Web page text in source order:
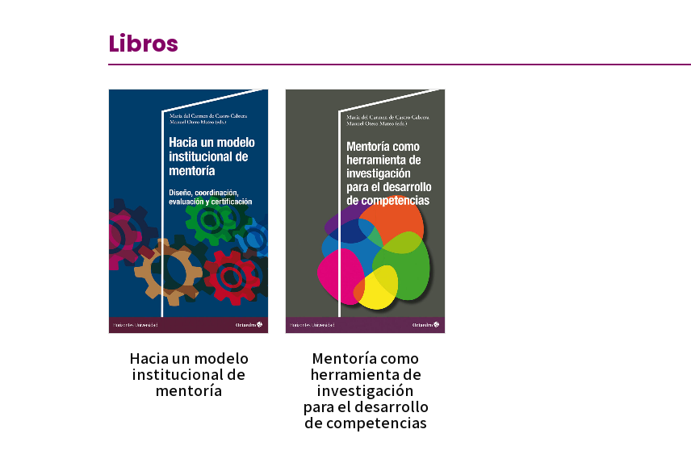
Libros
Hacia un modelo
institucional de
mentoría
Mentoría como
herramienta de
investigación
para el desarrollo
de competencias